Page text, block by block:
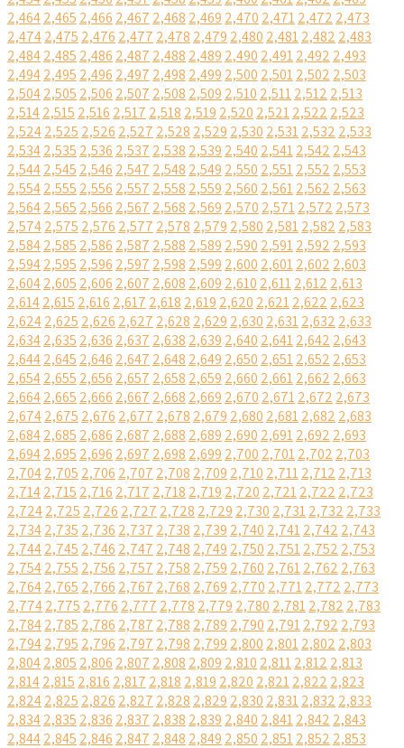
2,4642,465 2,466 2,467 2,468 2,469 2,470 2,4712,472 2,473
2,4742,475 2,476 2,477 2,478 2,479 2,480 2,4812,482 2,483
2,4842,485 2,486 2,487 2,488 2,489 2,490 2,4912,492 2,493
2,4942,495 2,496 2,497 2,498 2,499 2,500 2,5012,502 2,503
2,5042,505 2,506 2,507 2,508 2,509 2,510 2,5112,512 2,513
2,5142,515 2,516 2,517 2,518 2,519 2,520 2,5212,522 2,523
2,5242,525 2,526 2,527 2,528 2,529 2,530 2,5312,532 2,533
2,5342,535 2,536 2,537 2,538 2,539 2,540 2,5412,542 2,543
2,5442,545 2,546 2,547 2,548 2,549 2,550 2,5512,552 2,553
2,5542,555 2,556 2,557 2,558 2,559 2,560 2,5612,562 2,563
2,5642,565 2,566 2,567 2,568 2,569 2,570 2,5712,572 2,573
2,5742,575 2,576 2,577 2,578 2,579 2,580 2,5812,582 2,583
2,5842,585 2,586 2,587 2,588 2,589 2,590 2,5912,592 2,593
2,5942,595 2,596 2,597 2,598 2,599 2,600 2,6012,602 2,603
2,6042,605 2,606 2,607 2,608 2,609 2,610 2,6112,612 2,613
2,6142,615 2,616 2,617 2,618 2,619 2,620 2,6212,622 2,623
2,6242,625 2,626 2,627 2,628 2,629 2,630 2,6312,632 2,633
2,6342,635 2,636 2,637 2,638 2,639 2,640 2,6412,642 2,643
2,6442,645 2,646 2,647 2,648 2,649 2,650 2,6512,652 2,653
2,6542,655 2,656 2,657 2,658 2,659 2,660 2,6612,662 2,663
2,6642,665 2,666 2,667 2,668 2,669 2,670 2,6712,672 2,673
2,6742,675 2,676 2,677 2,678 2,679 2,680 2,6812,682 2,683
2,6842,685 2,686 2,687 2,688 2,689 2,690 2,6912,692 2,693
2,6942,695 2,696 2,697 2,698 2,699 2,700 2,7012,702 2,703
2,7042,705 2,706 2,707 2,708 2,709 2,710 2,7112,712 2,713
2,7142,715 2,716 2,717 2,718 2,719 2,720 2,7212,722 2,723
2,7242,725 2,726 2,727 2,728 2,729 2,730 2,7312,732 2,733
2,7342,735 2,736 2,737 2,738 2,739 2,740 2,7412,742 2,743
2,7442,745 2,746 2,747 2,748 2,749 2,750 2,7512,752 2,753
2,7542,755 2,756 2,757 2,758 2,759 2,760 2,7612,762 2,763
2,7642,765 2,766 2,767 2,768 2,769 2,770 2,7712,772 2,773
2,7742,775 2,776 2,777 2,778 2,779 2,780 2,7812,782 2,783
2,7842,785 2,786 2,787 2,788 2,789 2,790 2,7912,792 2,793
2,7942,795 2,796 2,797 2,798 2,799 2,800 2,8012,802 2,803
2,8042,805 2,806 2,807 2,808 2,809 2,810 2,8112,812 2,813
2,8142,815 2,816 2,817 2,818 2,819 2,820 2,8212,822 2,823
2,8242,825 2,826 2,827 2,828 2,829 2,830 2,8312,832 2,833
2,8342,835 2,836 2,837 2,838 2,839 2,840 2,8412,842 2,843
2,8442,845 2,846 2,847 2,848 2,849 2,850 2,8512,852 2,853